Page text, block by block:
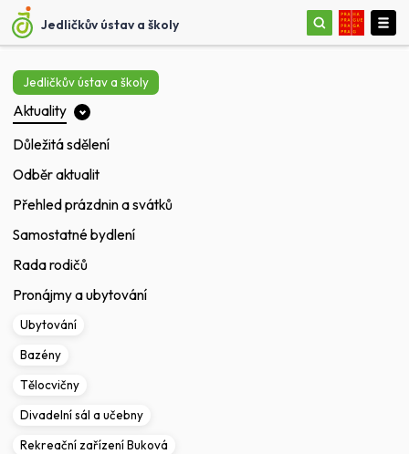
Jedličkův ústav a školy
Jedličkův ústav a školy
Aktuality
Důležitá sdělení
Odběr aktualit
Přehled prázdnin a svátků
Samostatné bydlení
Rada rodičů
Pronájmy a ubytování
Ubytování
Bazény
Tělocvičny
Divadelní sál a učebny
Rekreační zařízení Buková